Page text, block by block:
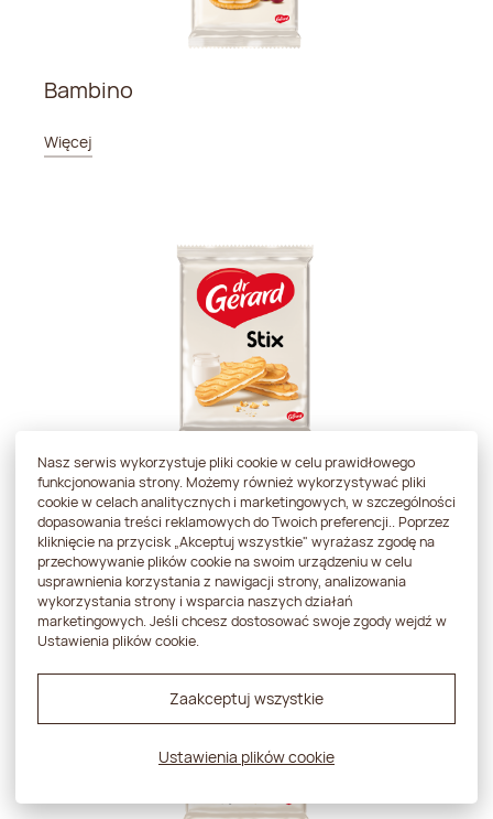
Bambino
Więcej
Stix
Więcej
Nasz serwis wykorzystuje pliki cookie w celu prawidłowego
funkcjonowania strony. Możemy również wykorzystywać pliki
cookie w celach analitycznych i marketingowych, w szczególności
dopasowania treści reklamowych do Twoich preferencji.. Poprzez
kliknięcie na przycisk „Akceptuj wszystkie" wyrażasz zgodę na
przechowywanie plików cookie na swoim urządzeniu w celu
usprawnienia korzystania z nawigacji strony, analizowania
wykorzystania strony i wsparcia naszych działań
marketingowych. Jeśli chcesz dostosować swoje zgody wejdź w
Ustawienia plików cookie.
Zaakceptuj wszystkie
Ustawienia plików cookie